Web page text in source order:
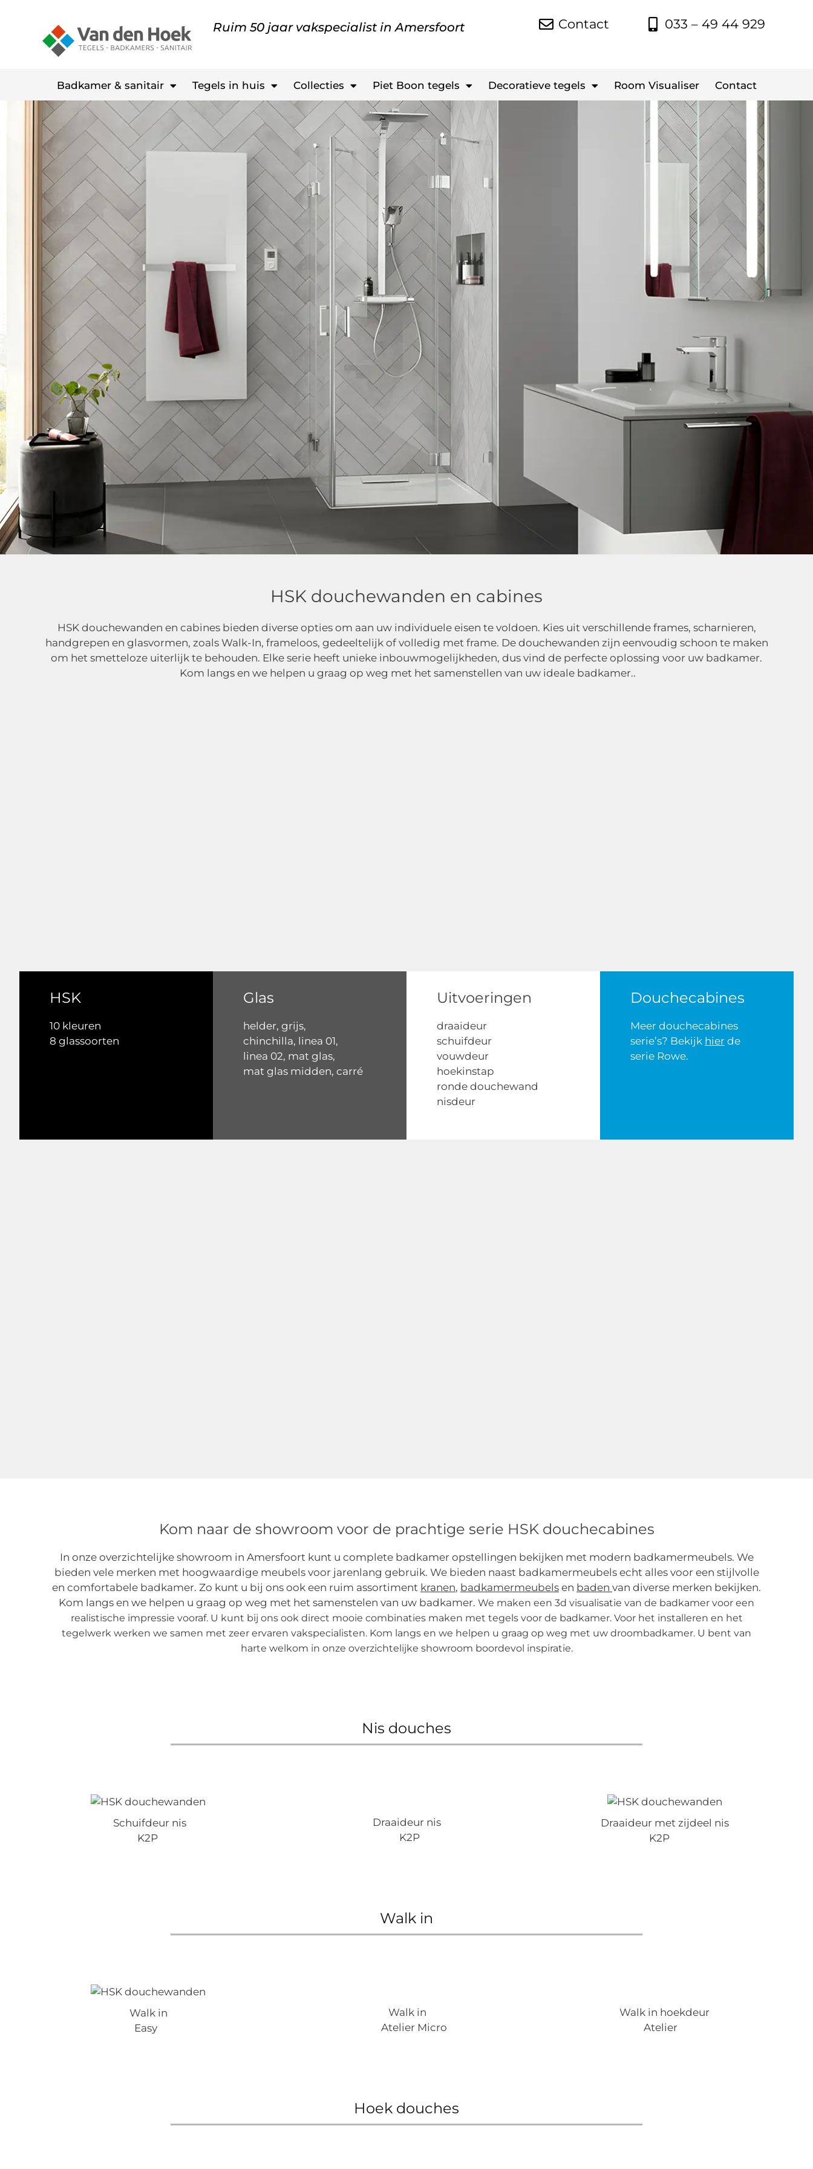
Ruim 50 jaar vakspecialist in Amersfoort Contact 033 – 49 44 929
Badkamer & sanitair Tegels in huis Collecties Piet Boon tegels Decoratieve tegels Room Visualiser Contact
HSK douchewanden en cabines
HSK douchewanden en cabines
HSK douchewanden en cabines bieden diverse opties om aan uw individuele eisen te voldoen. Kies uit verschillende frames, scharnieren,
handgrepen en glasvormen, zoals Walk-In, frameloos, gedeeltelijk of volledig met frame. De douchewanden zijn eenvoudig schoon te maken
om het smetteloze uiterlijk te behouden. Elke serie heeft unieke inbouwmogelijkheden, dus vind de perfecte oplossing voor uw badkamer.
Kom langs en we helpen u graag op weg met het samenstellen van uw ideale badkamer..
HSK
10 kleuren
8 glassoorten
Glas
helder, grijs,
chinchilla, linea 01,
linea 02, mat glas,
mat glas midden, carré
Uitvoeringen
draaideur
schuifdeur
vouwdeur
hoekinstap
ronde douchewand
nisdeur
Douchecabines
Meer douchecabines
serie’s? Bekijk hier de
serie Rowe.
Kom naar de showroom voor de prachtige serie HSK douchecabines
In onze overzichtelijke showroom in Amersfoort kunt u complete badkamer opstellingen bekijken met modern badkamermeubels. We
bieden vele merken met hoogwaardige meubels voor jarenlang gebruik. We bieden naast badkamermeubels echt alles voor een stijlvolle
en comfortabele badkamer. Zo kunt u bij ons ook een ruim assortiment kranen, badkamermeubels en baden van diverse merken bekijken.
Kom langs en we helpen u graag op weg met het samenstelen van uw badkamer. We maken een 3d visualisatie van de badkamer voor een
realistische impressie vooraf. U kunt bij ons ook direct mooie combinaties maken met tegels voor de badkamer. Voor het installeren en het
tegelwerk werken we samen met zeer ervaren vakspecialisten. Kom langs en we helpen u graag op weg met uw droombadkamer. U bent van
harte welkom in onze overzichtelijke showroom boordevol inspiratie.
Nis douches
Schuifdeur nis
K2P
Draaideur nis
K2P
Draaideur met zijdeel nis
K2P
Walk in
Walk in
Easy
Walk in
Atelier Micro
Walk in hoekdeur
Atelier
Hoek douches